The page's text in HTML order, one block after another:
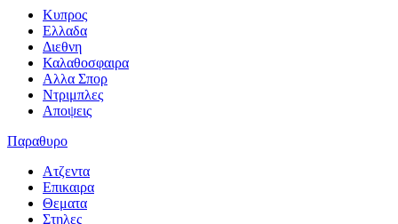
Κυπρος
Ελλαδα
Διεθνη
Καλαθοσφαιρα
Αλλα Σπορ
Ντριμπλες
Αποψεις
Παραθυρο
Ατζεντα
Επικαιρα
Θεματα
Στηλες